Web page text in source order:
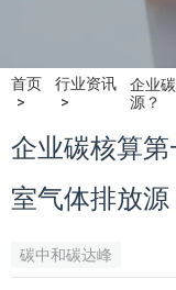
首页 行业资讯
企业
源？
企业碳核算
室气体排放源
碳中和碳达峰